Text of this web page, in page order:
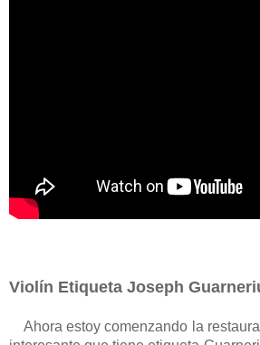
Violín Etiqueta Joseph
Ahora estoy comenzando la